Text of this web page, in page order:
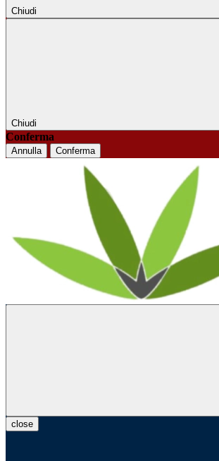
Chiudi
Chiudi
Conferma
Annulla Conferma
close